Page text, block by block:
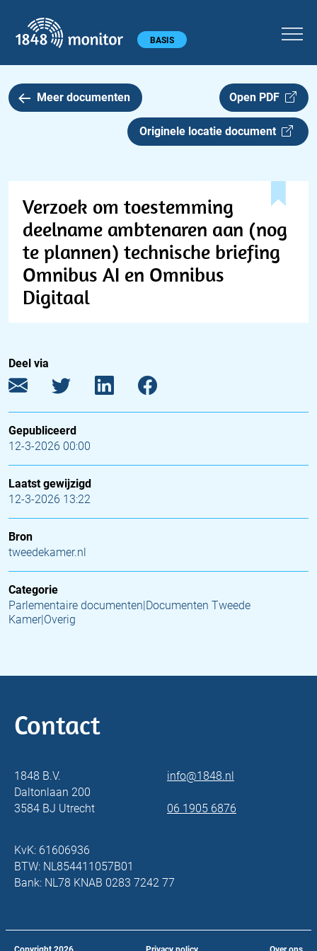
Hoofdmenu BASIS
Meer documenten Open PDF
Originele locatie document
Verzoek om toestemming
deelname ambtenaren aan (nog
te plannen) technische briefing
Omnibus AI en Omnibus
Digitaal
Deel via
Gepubliceerd
12-3-2026 00:00
Laatst gewijzigd
12-3-2026 13:22
Bron
tweedekamer.nl
Categorie
Parlementaire documenten|Documenten Tweede
Kamer|Overig
Contact
1848 B.V.
Daltonlaan 200
3584 BJ Utrecht
info@1848.nl
06 1905 6876
KvK: 61606936
BTW: NL854411057B01
Bank: NL78 KNAB 0283 7242 77